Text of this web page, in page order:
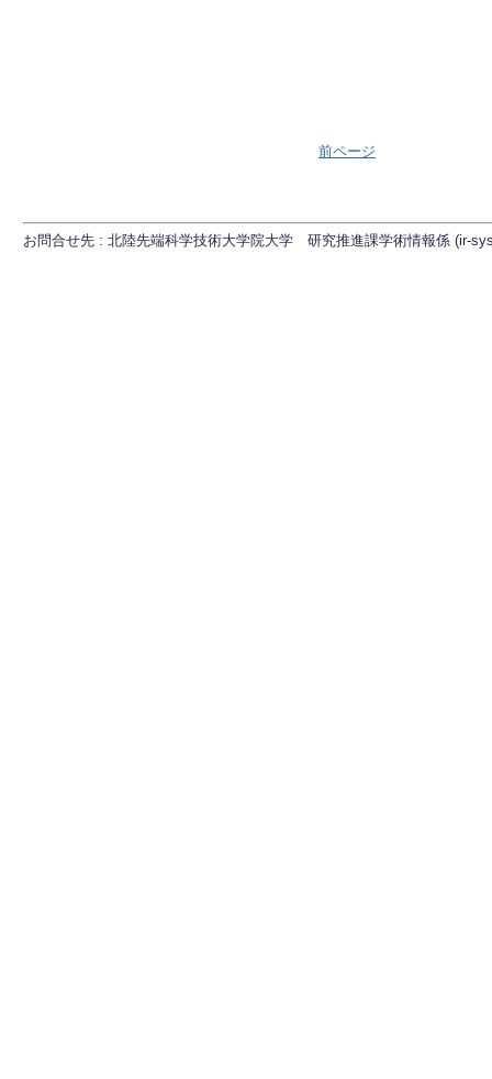
前ページ
お問合せ先 : 北陸先端科学技術大学院大学 研究推進課学術情報係 (ir-